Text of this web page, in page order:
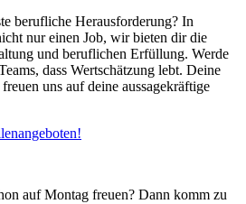
berufliche Herausforderung? In
nur einen Job, wir bieten dir die
und beruflichen Erfüllung. Werde
dass Wertschätzung lebt. Deine
uns auf deine aussagekräftige
auf Montag freuen? Dann komm zu